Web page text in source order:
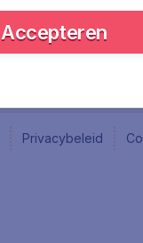
Privacybeleid
Accepteren